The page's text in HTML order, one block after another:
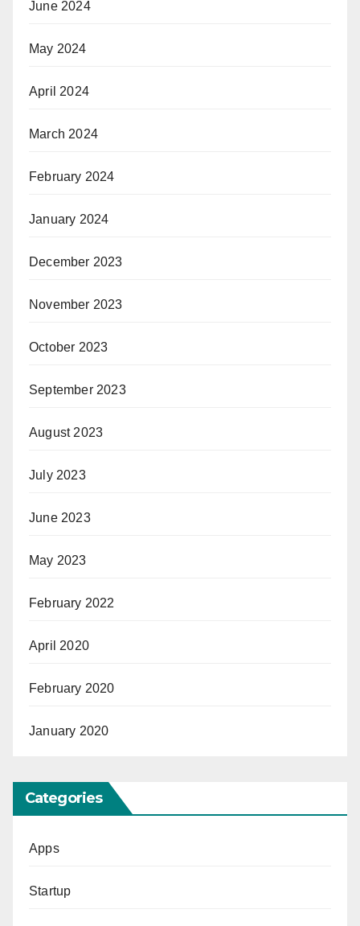
June 2024
May 2024
April 2024
March 2024
February 2024
January 2024
December 2023
November 2023
October 2023
September 2023
August 2023
July 2023
June 2023
May 2023
February 2022
April 2020
February 2020
January 2020
Categories
Apps
Startup